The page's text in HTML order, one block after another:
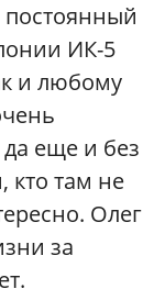
постоянный
ИК-5
и любому
еще и без
кто там не
Олег
за